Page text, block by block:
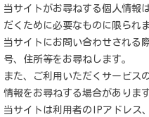
当サイトがお尋ねする個人情報
だくために必要なものに限られま
当サイトにお問い合わせされる
号、住所等をお尋ねします。
また、ご利用いただくサービス
情報をお尋ねする場合があります
当サイトは利用者のIPアドレス